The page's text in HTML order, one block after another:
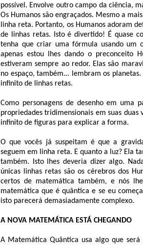
possível. Envolve outro campo da ciência,
Os Humanos são engraçados. Mesmo a
linha reta. Portanto, os Humanos adoram
de linhas retas. Isto é divertido! É quase
tenha que criar uma fórmula usando um
apenas estou lhes dando o preconceito
estiveram sempre ao redor. Elas são
no espaço, também... lembram os
infinito de linhas retas.
Como personagens de desenho em uma
propriedades tridimensionais em suas
infinito de figuras para explicar a forma.
O que vocês já suspeitam é que a
seguem em linha reta. E quanto a luz? Ela
também. Isto lhes deveria dizer algo.
únicas linhas retas são os cérebros dos
certos de matemática também, e nós
matemática que é quântica e se eu
isto parecerá demasiadamente complexo.
A NOVA MATEMÁTICA ESTÁ CHEGANDO
A Matemática Quântica usa algo que